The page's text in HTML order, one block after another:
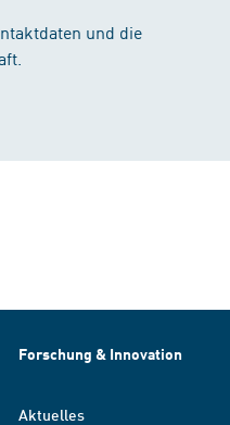
und die
Forschung & Innovation
Aktuelles